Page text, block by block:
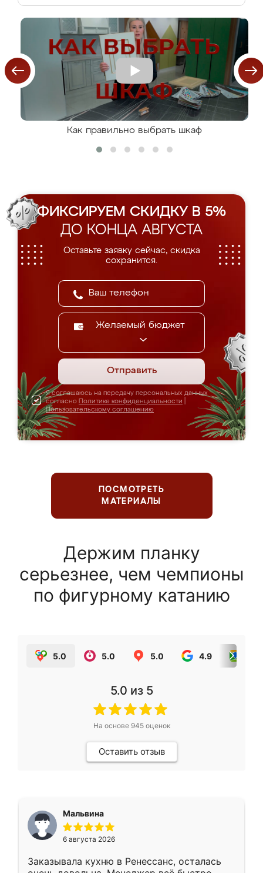
Как правильно выбрать шкаф
ФИКСИРУЕМ СКИДКУ В 5%
ДО КОНЦА АВГУСТА
Оставьте заявку сейчас, скидка
сохранится.
Желаемый бюджет
Отправить
Я соглашаюсь на передачу персональных данных
согласно Политике конфиденциальности
Пользовательскому соглашению
ПОСМОТРЕТЬ
МАТЕРИАЛЫ
Держим планку
серьезнее, чем чемпионы
по фигурному катанию
5.0 5.0 5.0 4.9
5.0 из 5
На основе 945оценок
Оставить отзыв
Мальвина
6 августа 2026
Заказывала кухню в Ренессанс, осталась